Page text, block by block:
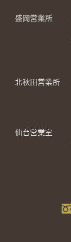
盛岡営業所
北秋田営業所
仙台営業室